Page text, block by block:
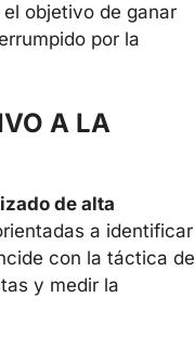
objetivo de ganar
por la
A LA
de alta
a identificar
con la táctica de
y medir la